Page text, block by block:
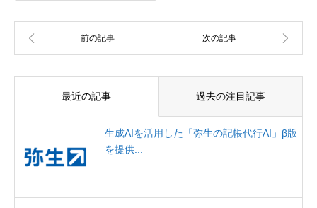
最近の記事 過去の注目記事
生成AIを活用した「弥生の記帳代行AI」β版
を提供...